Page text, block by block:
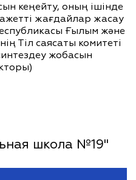
кеңейту, оның ішінде
жағдайлар жасау
Ғылым және
Тіл саясаты комитеті
жобасын
школа №19"